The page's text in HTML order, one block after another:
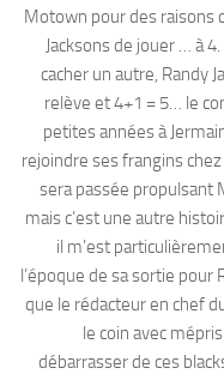
Motown pour des raisons
Jacksons de jouer … à
cacher un autre, Randy
relève et 4+1 = 5… le
petites années à
rejoindre ses frangins
sera passée propulsant
mais c’est une autre
il m’est
l’époque de sa sortie pour
que le rédacteur en chef
le coin avec
débarrasser de ces